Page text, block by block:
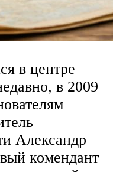
в центре
в 2009
Александр
комендант